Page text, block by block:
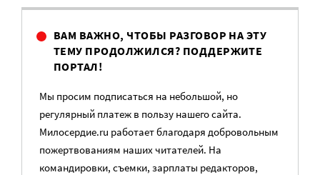
ВАМ ВАЖНО, ЧТОБЫ РАЗГОВОР НА ЭТУ
ТЕМУ ПРОДОЛЖИЛСЯ? ПОДДЕРЖИТЕ
ПОРТАЛ!
Мы просим подписаться на небольшой, но
регулярный платеж в пользу нашего сайта.
Милосердие.ru работает благодаря добровольным
пожертвованиям наших читателей. На
командировки, съемки, зарплаты редакторов,